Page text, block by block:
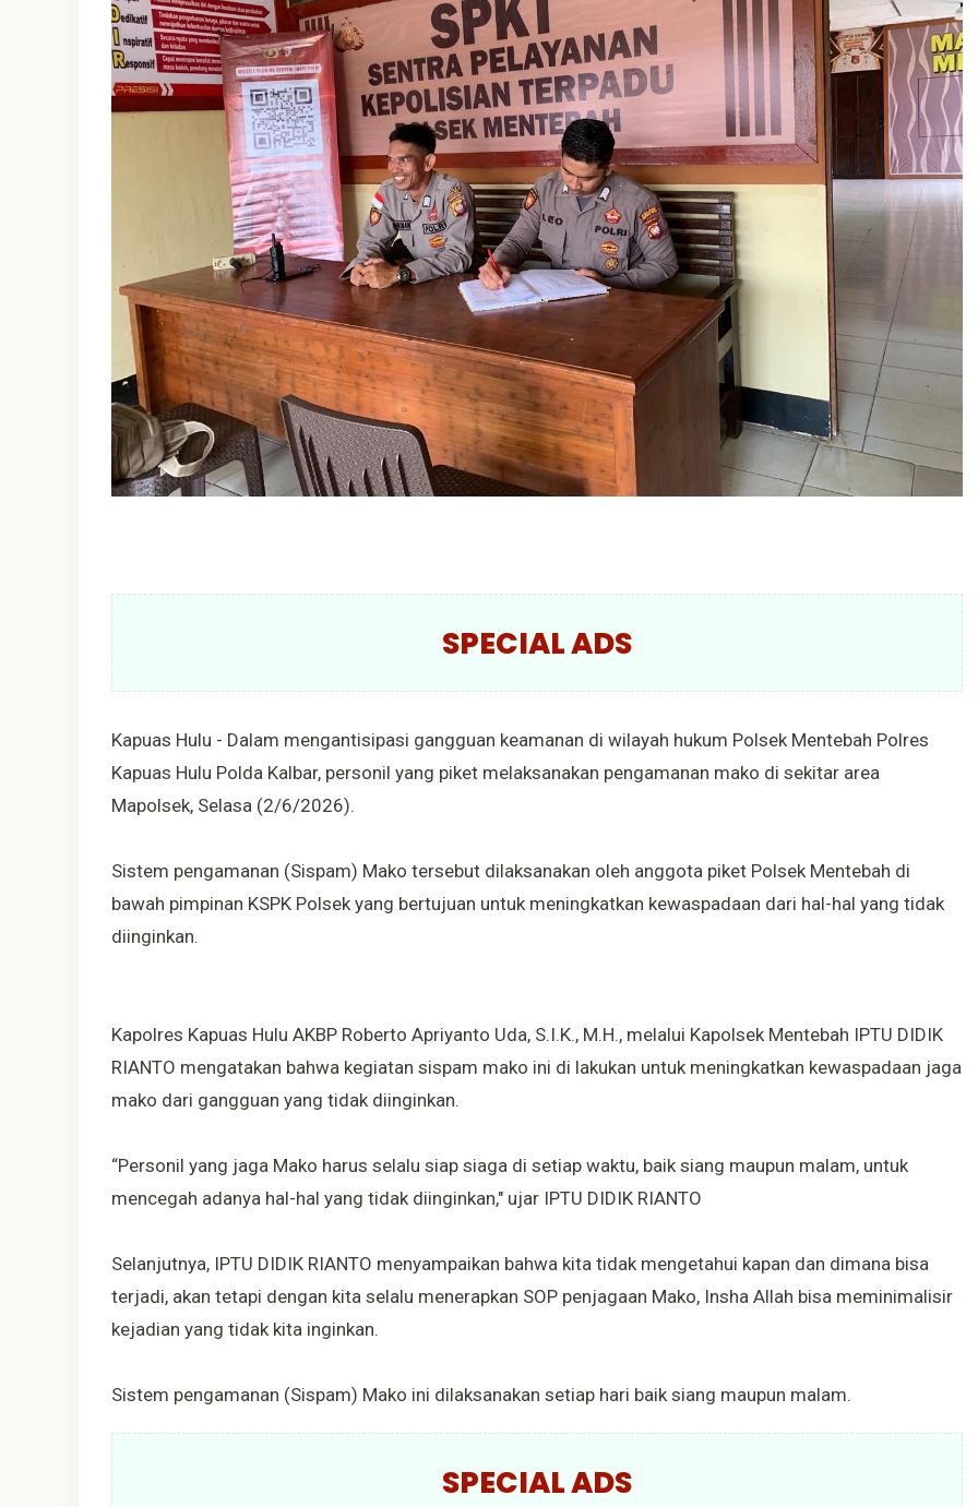
SPECIAL ADS
Kapuas Hulu - Dalam mengantisipasi gangguan keamanan di wilayah hukum Polsek Mentebah Polres
Kapuas Hulu Polda Kalbar, personil yang piket melaksanakan pengamanan mako di sekitar area
Mapolsek, Selasa (2/6/2026).
Sistem pengamanan (Sispam) Mako tersebut dilaksanakan oleh anggota piket Polsek Mentebah di
bawah pimpinan KSPK Polsek yang bertujuan untuk meningkatkan kewaspadaan dari hal-hal yang tidak
diinginkan.
Kapolres Kapuas Hulu AKBP Roberto Apriyanto Uda, S.I.K., M.H., melalui Kapolsek Mentebah IPTU DIDIK
RIANTO mengatakan bahwa kegiatan sispam mako ini di lakukan untuk meningkatkan kewaspadaan jaga
mako dari gangguan yang tidak diinginkan.
“Personil yang jaga Mako harus selalu siap siaga di setiap waktu, baik siang maupun malam, untuk
mencegah adanya hal-hal yang tidak diinginkan," ujar IPTU DIDIK RIANTO
Selanjutnya, IPTU DIDIK RIANTO menyampaikan bahwa kita tidak mengetahui kapan dan dimana bisa
terjadi, akan tetapi dengan kita selalu menerapkan SOP penjagaan Mako, Insha Allah bisa meminimalisir
kejadian yang tidak kita inginkan.
Sistem pengamanan (Sispam) Mako ini dilaksanakan setiap hari baik siang maupun malam.
SPECIAL ADS